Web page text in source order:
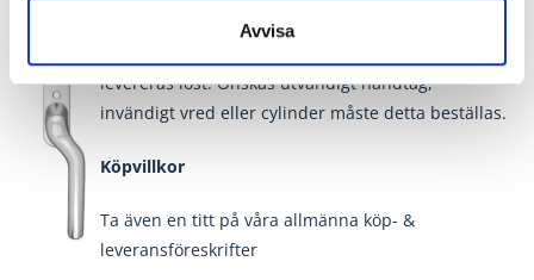
Avvisa
levereras som standard med
levereras löst. Önskas utvändigt handtag,
invändigt vred eller cylinder måste detta beställas.
Köpvillkor
Ta även en titt på våra allmänna köp- &
leveransföreskrifter